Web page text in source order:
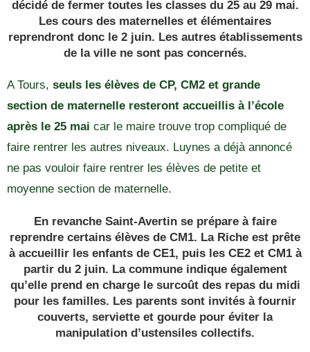
décidé de fermer toutes les classes du 25 au 29 mai.
Les cours des maternelles et élémentaires
reprendront donc le 2 juin. Les autres établissements
de la ville ne sont pas concernés.
A Tours, seuls les élèves de CP, CM2 et grande
section de maternelle resteront accueillis à l’école
après le 25 mai car le maire trouve trop compliqué de
faire rentrer les autres niveaux. Luynes a déjà annoncé
ne pas vouloir faire rentrer les élèves de petite et
moyenne section de maternelle.
En revanche Saint-Avertin se prépare à faire
reprendre certains élèves de CM1. La Riche est prête
à accueillir les enfants de CE1, puis les CE2 et CM1 à
partir du 2 juin. La commune indique également
qu’elle prend en charge le surcoût des repas du midi
pour les familles. Les parents sont invités à fournir
couverts, serviette et gourde pour éviter la
manipulation d’ustensiles collectifs.